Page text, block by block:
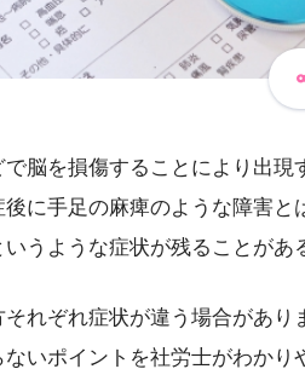
脳を損傷することにより出現
に手足の麻痺のような障害と
うような症状が残ることがあ
れぞれ症状が違う場合があり
いポイントを社労士がわかり